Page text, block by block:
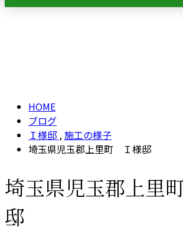
HOME
ブログ
Ｉ様邸 ,施工の様子
埼玉県児玉郡上里町 Ｉ様邸
埼玉県児玉郡上里
邸